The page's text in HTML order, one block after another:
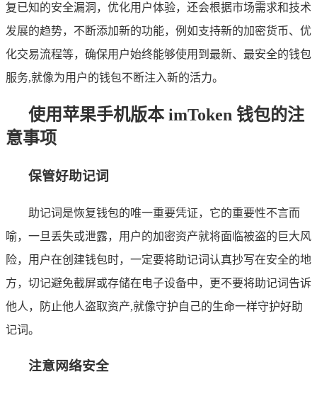
复已知的安全漏洞，优化用户体验，还会根据市场需求和技术
发展的趋势，不断添加新的功能，例如支持新的加密货币、优
化交易流程等，确保用户始终能够使用到最新、最安全的钱包
服务,就像为用户的钱包不断注入新的活力。
使用苹果手机版本 imToken 钱包的注
意事项
保管好助记词
助记词是恢复钱包的唯一重要凭证，它的重要性不言而
喻，一旦丢失或泄露，用户的加密资产就将面临被盗的巨大风
险，用户在创建钱包时，一定要将助记词认真抄写在安全的地
方，切记避免截屏或存储在电子设备中，更不要将助记词告诉
他人，防止他人盗取资产,就像守护自己的生命一样守护好助
记词。
注意网络安全